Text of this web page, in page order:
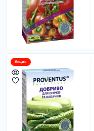
Акция